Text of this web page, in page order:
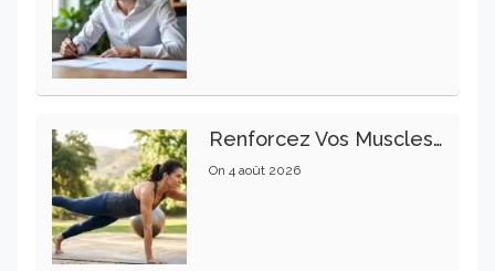
Renforcez Vos Muscles Profonds Pour Apaiser Votre Mal De Dos
On 4 août 2026